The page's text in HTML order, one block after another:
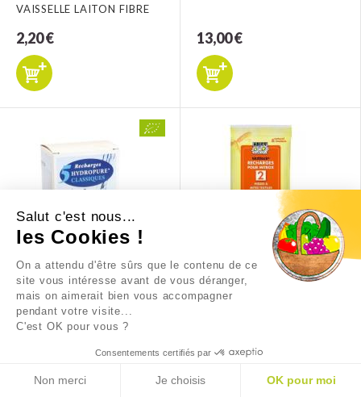
Salut c'est nous...
les Cookies !
On a attendu d'être sûrs que le contenu de ce
site vous intéresse avant de vous déranger,
mais on aimerait bien vous accompagner
pendant votre visite...
C'est OK pour vous ?
Consentements certifiés par
Non merci Je choisis OK pour moi
VAISSELLE LAITON FIBRE
2,20 € 13,00 €
RECHARGE UNIVERSELLE
20,41 €
RECHARGES MITBOX